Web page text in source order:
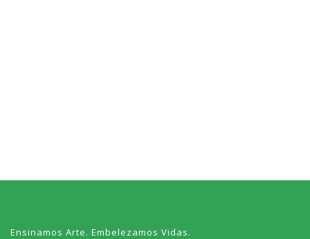
Ensinamos Arte. Embelezamos Vidas.